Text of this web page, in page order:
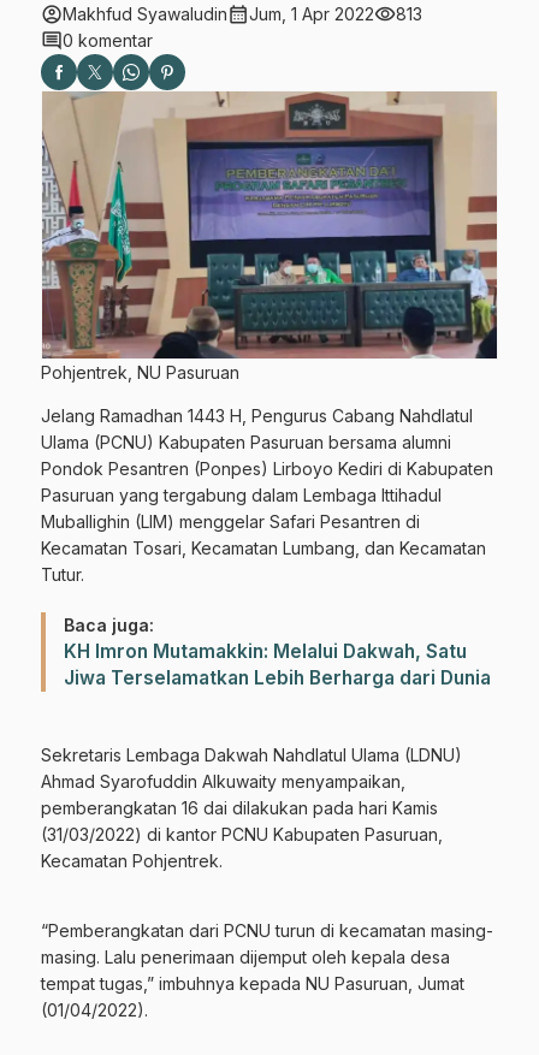
account_circleMakhfud Syawaludincalendar_monthJum, 1 Apr 2022visibility813
comment0 komentar
Pohjentrek, NU Pasuruan
Jelang Ramadhan 1443 H, Pengurus Cabang Nahdlatul
Ulama (PCNU) Kabupaten Pasuruan bersama alumni
Pondok Pesantren (Ponpes) Lirboyo Kediri di Kabupaten
Pasuruan yang tergabung dalam Lembaga Ittihadul
Muballighin (LIM) menggelar Safari Pesantren di
Kecamatan Tosari, Kecamatan Lumbang, dan Kecamatan
Tutur.
Baca juga:
KH Imron Mutamakkin: Melalui Dakwah, Satu
Jiwa Terselamatkan Lebih Berharga dari Dunia
Sekretaris Lembaga Dakwah Nahdlatul Ulama (LDNU)
Ahmad Syarofuddin Alkuwaity menyampaikan,
pemberangkatan 16 dai dilakukan pada hari Kamis
(31/03/2022) di kantor PCNU Kabupaten Pasuruan,
Kecamatan Pohjentrek.
“Pemberangkatan dari PCNU turun di kecamatan masing-
masing. Lalu penerimaan dijemput oleh kepala desa
tempat tugas,” imbuhnya kepada NU Pasuruan, Jumat
(01/04/2022).